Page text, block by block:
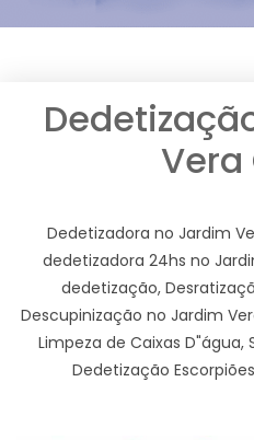
Vera
Dedetizadora no Jardim
dedetizadora 24hs no
dedetização,
Descupinização no Jardim
Limpeza de Caixas
Dedetização